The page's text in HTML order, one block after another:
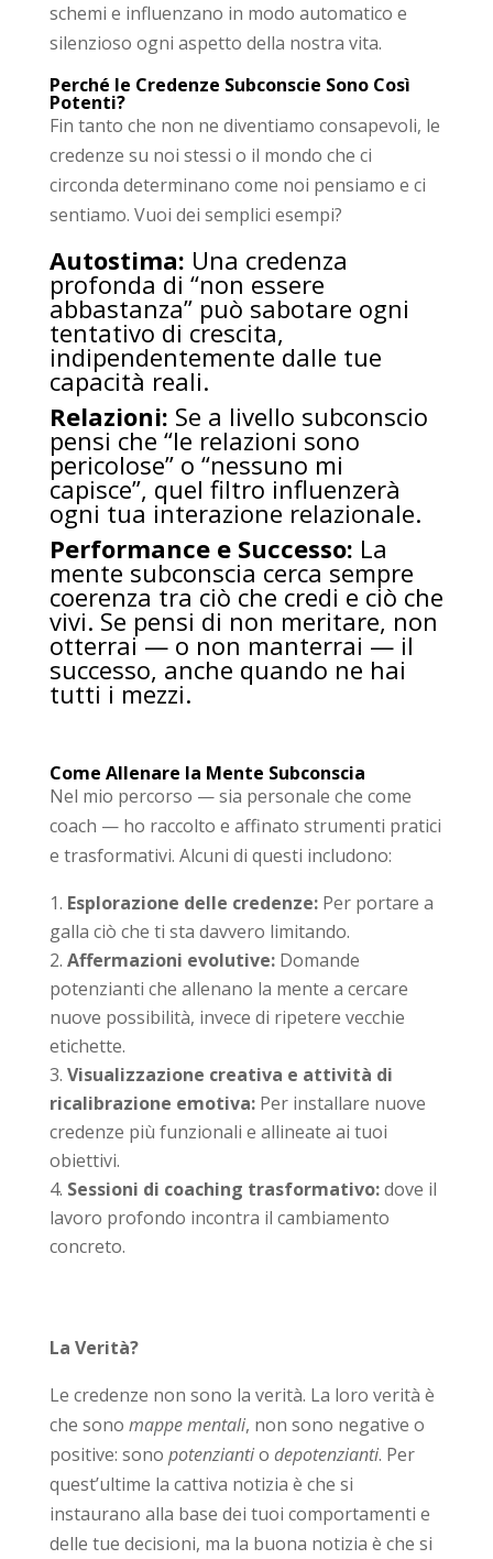
schemi e influenzano in modo automatico e
silenzioso ogni aspetto della nostra vita.
Perché le Credenze Subconscie Sono Così
Potenti?
Fin tanto che non ne diventiamo consapevoli, le
credenze su noi stessi o il mondo che ci
circonda determinano come noi pensiamo e ci
sentiamo. Vuoi dei semplici esempi?
Autostima: Una credenza
profonda di “non essere
abbastanza” può sabotare ogni
tentativo di crescita,
indipendentemente dalle tue
capacità reali.
Relazioni: Se a livello subconscio
pensi che “le relazioni sono
pericolose” o “nessuno mi
capisce”, quel filtro influenzerà
ogni tua interazione relazionale.
Performance e Successo: La
mente subconscia cerca sempre
coerenza tra ciò che credi e ciò che
vivi. Se pensi di non meritare, non
otterrai — o non manterrai — il
successo, anche quando ne hai
tutti i mezzi.
Come Allenare la Mente Subconscia
Nel mio percorso — sia personale che come
coach — ho raccolto e affinato strumenti pratici
e trasformativi. Alcuni di questi includono:
Esplorazione delle credenze:Per portare a
galla ciò che ti sta davvero limitando.
Affermazioni evolutive:Domande
potenzianti che allenano la mente a cercare
nuove possibilità, invece di ripetere vecchie
etichette.
Visualizzazione creativa e attività di
ricalibrazione emotiva:Per installare nuove
credenze più funzionali e allineate ai tuoi
obiettivi.
Sessioni di coaching trasformativo:dove il
lavoro profondo incontra il cambiamento
concreto.
La Verità?
Le credenze non sono la verità. La loro verità è
che sono mappe mentali, non sono negative o
positive: sono potenziantio depotenzianti. Per
quest’ultime la cattiva notizia è che si
instaurano alla base dei tuoi comportamenti e
delle tue decisioni, ma la buona notizia è che si